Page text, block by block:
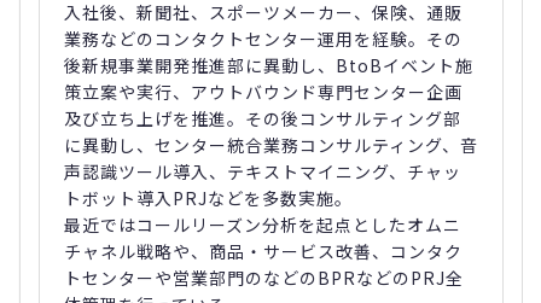
入社後、新聞社、スポーツメーカー、保険、通販
業務などのコンタクトセンター運用を経験。その
後新規事業開発推進部に異動し、BtoBイベント施
策立案や実行、アウトバウンド専門センター企画
及び立ち上げを推進。その後コンサルティング部
に異動し、センター統合業務コンサルティング、音
声認識ツール導入、テキストマイニング、チャッ
トボット導入PRJなどを多数実施。
最近ではコールリーズン分析を起点としたオムニ
チャネル戦略や、商品・サービス改善、コンタク
トセンターや営業部門のなどのBPRなどのPRJ全